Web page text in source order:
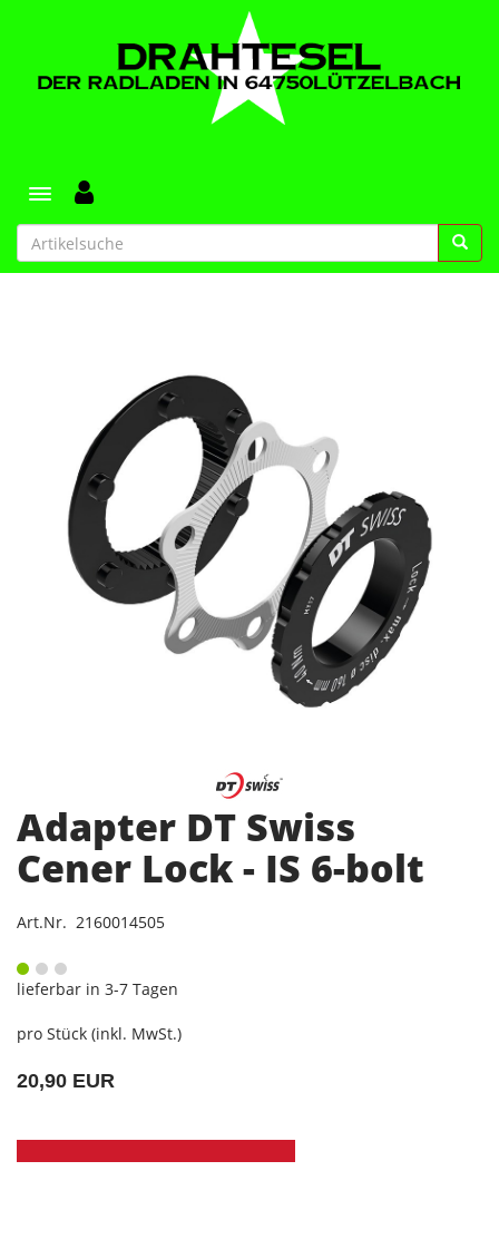
Toggle navigation
Adapter DT Swiss
Cener Lock - IS 6-bolt
Art.Nr. 2160014505
lieferbar in 3-7 Tagen
pro Stück (inkl. MwSt.)
20,90 EUR